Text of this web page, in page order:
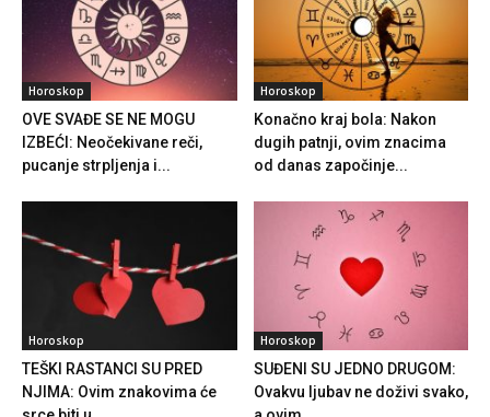
Horoskop
OVE SVAĐE SE NE MOGU
IZBEĆI: Neočekivane reči,
pucanje strpljenja i...
Horoskop
Konačno kraj bola: Nakon
dugih patnji, ovim znacima
od danas započinje...
Horoskop
TEŠKI RASTANCI SU PRED
NJIMA: Ovim znakovima će
Horoskop
SUĐENI SU JEDNO DRUGOM:
Ovakvu ljubav ne doživi svako,